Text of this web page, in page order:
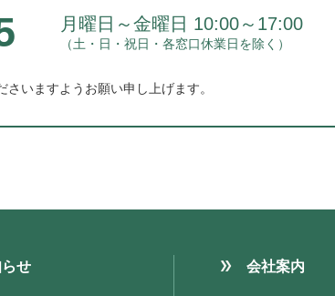
月曜日～金曜日 10:00～17:00
（土・日・祝日・各窓口休業日を除く）
さいますようお願い申し上げます。
せ 会社案内